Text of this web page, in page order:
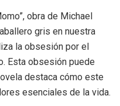
obra de Michael
gris en nuestra
la obsesión por el
Esta obsesión puede
destaca cómo este
esenciales de la vida.